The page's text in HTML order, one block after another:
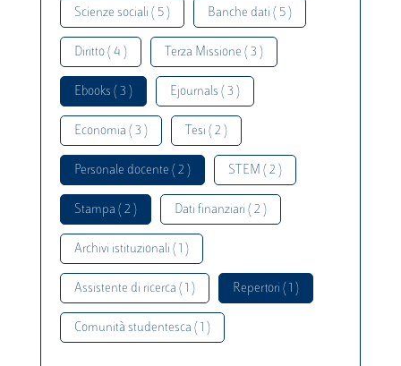
Scienze sociali ( 5 ) Banche dati ( 5 )
Diritto ( 4 ) Terza Missione ( 3 )
Ebooks ( 3 ) Ejournals ( 3 )
Economia ( 3 ) Tesi ( 2 )
Personale docente ( 2 ) STEM ( 2 )
Stampa ( 2 ) Dati finanziari ( 2 )
Archivi istituzionali ( 1 )
Assistente di ricerca ( 1 ) Repertori ( 1 )
Comunità studentesca ( 1 )